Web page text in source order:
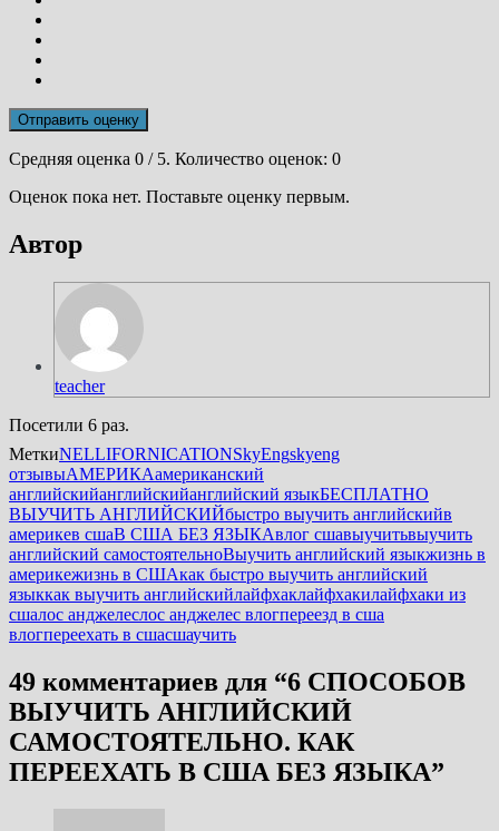
Отправить оценку
Средняя оценка 0 / 5. Количество оценок: 0
Оценок пока нет. Поставьте оценку первым.
Автор
teacher
Посетили 6 раз.
МеткиNELLIFORNICATIONSkyEngskyeng
отзывыАМЕРИКАамериканский
английскийанглийскийанглийский языкБЕСПЛАТНО
ВЫУЧИТЬ АНГЛИЙСКИЙбыстро выучить английскийв
америкев сшаВ США БЕЗ ЯЗЫКАвлог сшавыучитьвыучить
английский самостоятельноВыучить английский языкжизнь в
америкежизнь в СШАкак быстро выучить английский
языккак выучить английскийлайфхаклайфхакилайфхаки из
сшалос анджелеслос анджелес влогпереезд в сша
влогпереехать в сшасшаучить
49 комментариев для “6 СПОСОБОВ
ВЫУЧИТЬ АНГЛИЙСКИЙ
САМОСТОЯТЕЛЬНО. КАК
ПЕРЕЕХАТЬ В США БЕЗ ЯЗЫКА”